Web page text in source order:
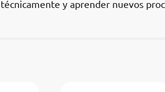
y aprender nuevos